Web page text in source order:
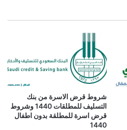
شروط قرض الاسرة من بنك
التسليف للمطلقات 1440 وشروط
قرض اسرة للمطلقة بدون اطفال
1440